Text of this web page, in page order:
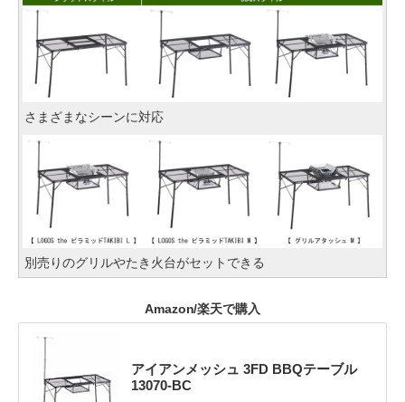
さまざまなシーンに対応
別売りのグリルやたき火台がセットできる
Amazon/楽天で購入
アイアンメッシュ 3FD BBQテーブル
13070-BC